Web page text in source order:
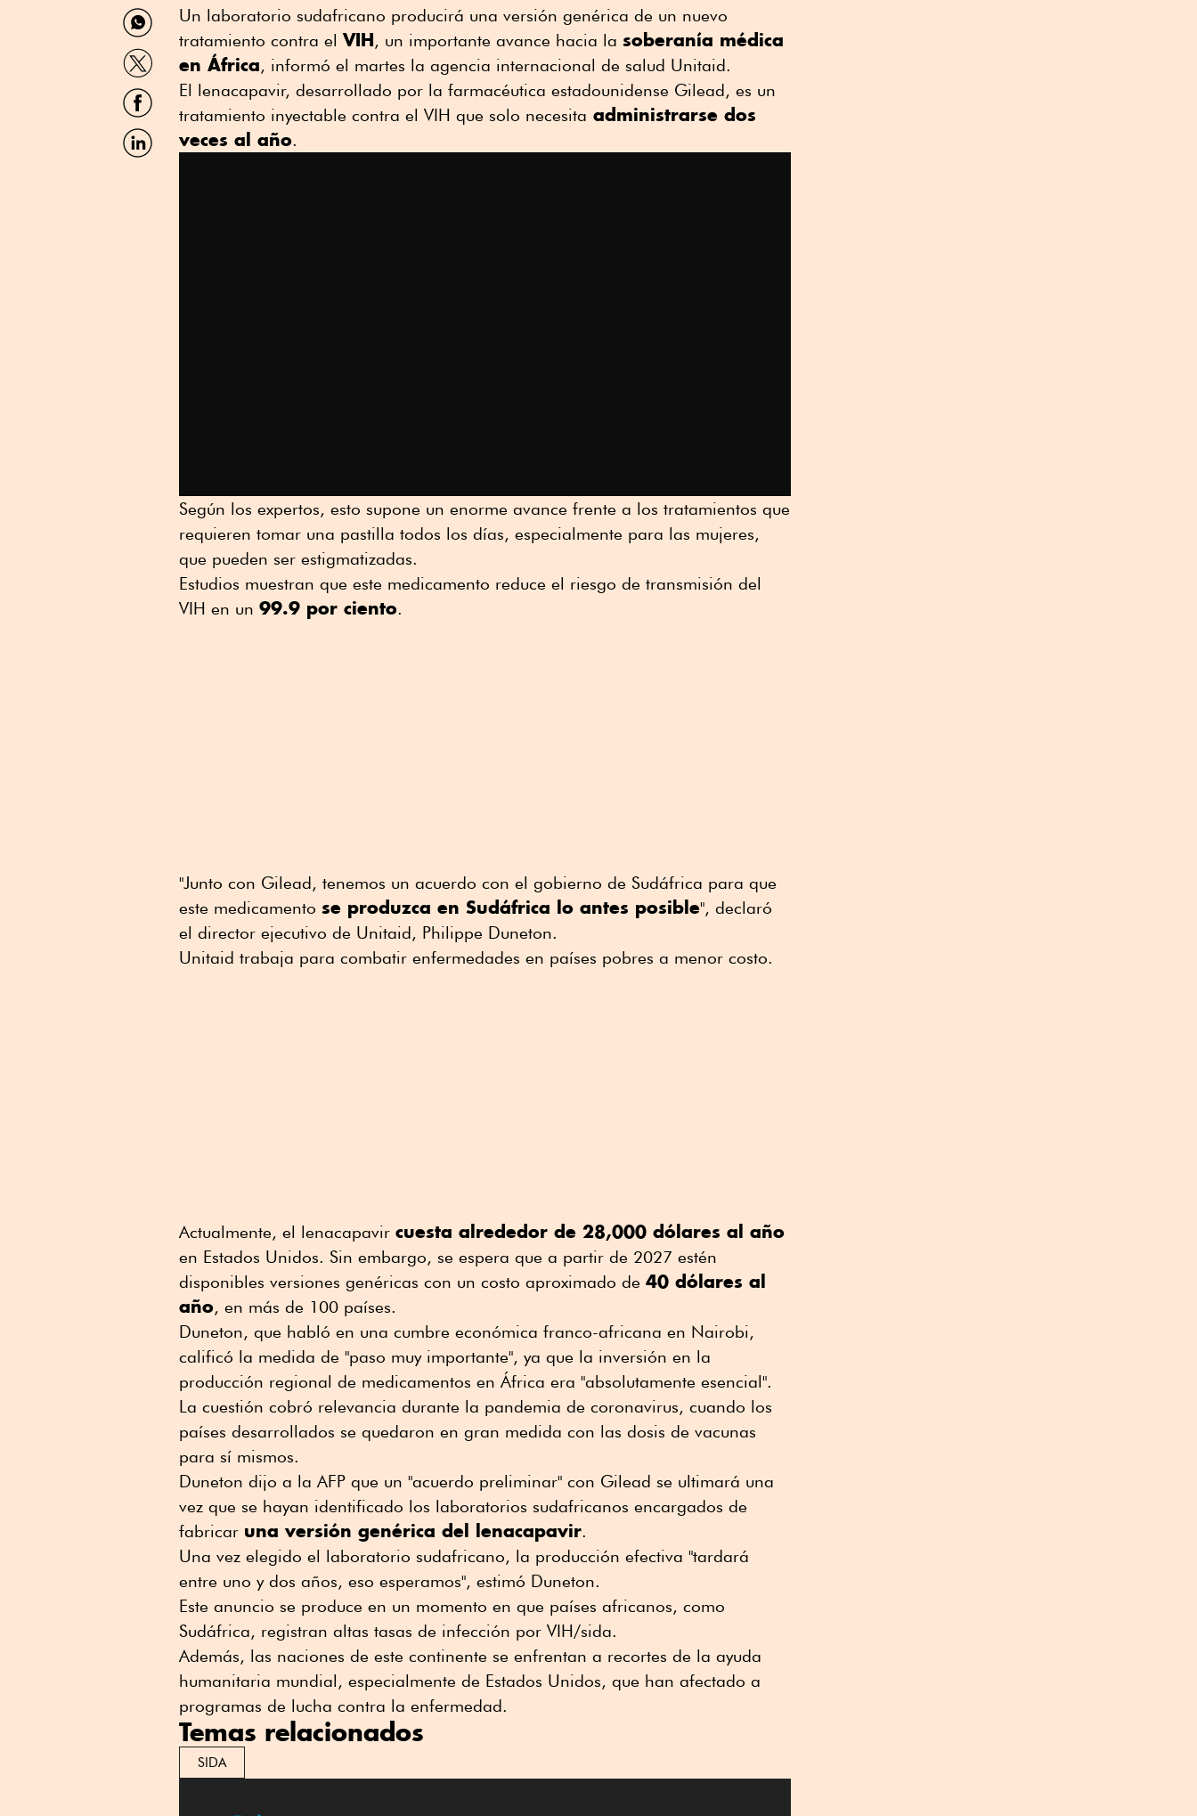
Compartir
por
WhatsApp
Compartir
por
Twitter
Compartir
por
Facebook
Compartir
por
Un laboratorio sudafricano producirá una versión genérica de un nuevo
tratamiento contra elVIH, un importante avance hacia la soberanía médica
en África, informó el martes la agencia internacional de salud Unitaid.
El lenacapavir, desarrollado por la farmacéutica estadounidense Gilead, es un
tratamiento inyectable contra el VIH que solo necesita administrarse dos
veces al año.
Según los expertos, esto supone un enorme avance frente a los tratamientos que
requieren tomar una pastilla todos los días, especialmente para las mujeres,
que pueden ser estigmatizadas.
Estudios muestran que este medicamento reduce el riesgo de transmisión del
VIH en un 99.9 por ciento.
"Junto con Gilead, tenemos un acuerdo con el gobierno de Sudáfrica para que
este medicamento se produzca en Sudáfrica lo antes posible", declaró
el director ejecutivo de Unitaid, Philippe Duneton.
Unitaid trabaja para combatir enfermedades en países pobres a menor costo.
Actualmente, el lenacapavir cuesta alrededor de 28,000 dólares al año
en Estados Unidos. Sin embargo, se espera que a partir de 2027 estén
disponibles versiones genéricas con un costo aproximado de 40 dólares al
año, en más de 100 países.
Duneton, que habló en una cumbre económica franco-africana en Nairobi,
calificó la medida de "paso muy importante", ya que la inversión en la
producción regional de medicamentos en África era "absolutamente esencial".
La cuestión cobró relevancia durante la pandemia de coronavirus, cuando los
países desarrollados se quedaron en gran medida con las dosis de vacunas
para sí mismos.
Duneton dijo a la AFP que un "acuerdo preliminar" con Gilead se ultimará una
vez que se hayan identificado los laboratorios sudafricanos encargados de
fabricar una versión genérica del lenacapavir.
Una vez elegido el laboratorio sudafricano, la producción efectiva "tardará
entre uno y dos años, eso esperamos", estimó Duneton.
Este anuncio se produce en un momento en que países africanos, como
Sudáfrica, registran altas tasas de infección por VIH/sida.
Además, las naciones de este continente se enfrentan a recortes de la ayuda
humanitaria mundial, especialmente de Estados Unidos, que han afectado a
programas de lucha contra la enfermedad.
Temas relacionados
SIDA